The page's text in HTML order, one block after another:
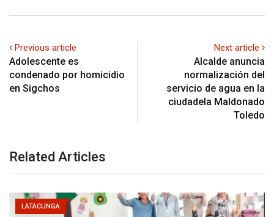
Previous article
Adolescente es
condenado por homicidio
en Sigchos
Next article
Alcalde anuncia
normalización del
servicio de agua en la
ciudadela Maldonado
Toledo
Related Articles
LATACUNGA